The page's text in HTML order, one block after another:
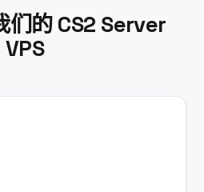
们的 CS2 Server
VPS